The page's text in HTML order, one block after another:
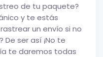
de tu paquete?
y te estás
un envío si no
ser así ¡No te
te daremos todas